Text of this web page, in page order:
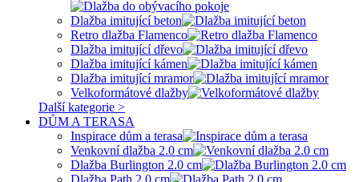
Dlažba imitující beton
Retro dlažba Flamenco
Dlažba imitující dřevo
Dlažba imitující kámen
Dlažba imitující mramor
Velkoformátové dlažby
Další kategorie >
DŮM A TERASA
Inspirace dům a terasa
Venkovní dlažba 2.0 cm
Dlažba Burlington 2.0 cm